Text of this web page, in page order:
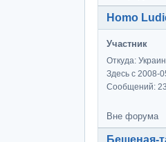
Homo
Участник
Откуда:
Здесь с 2008-
Сообщений: 23
Вне форума
Бешеная-